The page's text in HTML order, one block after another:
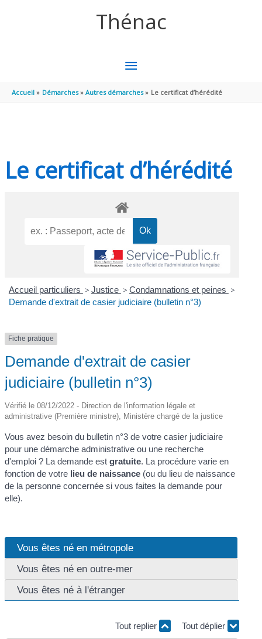
Thénac
MENU
PRINCIPAL
Accueil Démarches Autres démarches Le certificat d’hérédité
Le certificat d’hérédité
Accueil particuliers > Justice > Condamnations et peines >
Demande d'extrait de casier judiciaire (bulletin n°3)
Fiche pratique
Demande d'extrait de casier
judiciaire (bulletin n°3)
Vérifié le 08/12/2022 - Direction de l'information légale et
administrative (Première ministre), Ministère chargé de la justice
Vous avez besoin du bulletin n°3 de votre casier judiciaire
pour une démarche administrative ou une recherche
d'emploi ? La demande estgratuite. La procédure varie en
fonction de votre lieu de naissance (ou du lieu de naissance
de la personne concernée si vous faites la demande pour
elle).
Vous êtes né en métropole
Vous êtes né en outre-mer
Vous êtes né à l'étranger
Tout replier Tout déplier